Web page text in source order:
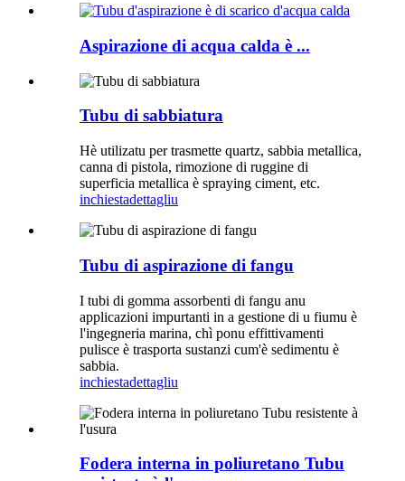
Aspirazione di acqua calda è ...
Tubu di sabbiatura
Hè utilizatu per trasmette quartz, sabbia metallica,
canna di pistola, rimozione di ruggine di
superficia metallica è spraying ciment, etc.
inchiestadettagliu
Tubu di aspirazione di fangu
I tubi di gomma assorbenti di fangu anu
applicazioni impurtanti in a gestione di u fiumu è
l'ingegneria marina, chì ponu effittivamenti
pulisce è trasporta sustanzi cum'è sedimentu è
sabbia.
inchiestadettagliu
Fodera interna in poliuretano Tubu